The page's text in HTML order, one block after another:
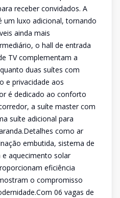
receber convidados. A
um luxo adicional, tornando
ainda mais
o hall de entrada
TV complementam a
duas suítes com
e privacidade aos
é dedicado ao conforto
a suíte master com
suíte adicional para
como ar
embutida, sistema de
aquecimento solar
eficiência
o compromisso
06 vagas de